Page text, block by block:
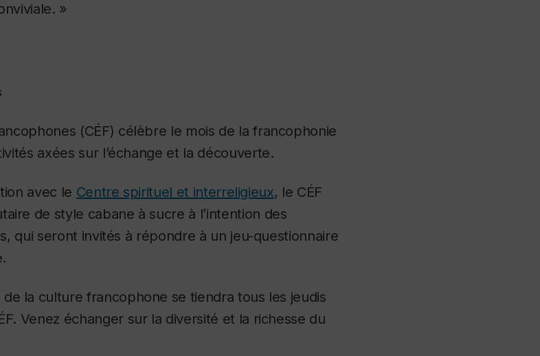
»
(CÉF) célèbre le mois de la francophonie
axées sur l’échange et la découverte.
avec le Centre spirituel et interreligieux, le CÉF
de style cabane à sucre à l’intention des
qui seront invités à répondre à un jeu-questionnaire
la culture francophone se tiendra tous les jeudis
Venez échanger sur la diversité et la richesse du